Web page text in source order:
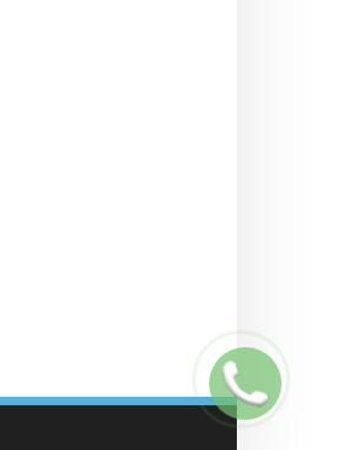
Заказать
звонок